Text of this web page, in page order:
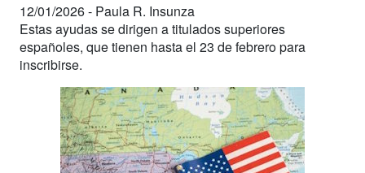
12/01/2026 - Paula R. Insunza
Estas ayudas se dirigen a titulados superiores
españoles, que tienen hasta el 23 de febrero para
inscribirse.